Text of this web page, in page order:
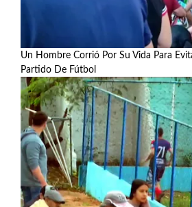
Un Hombre Corrió Por Su Vida Para
Partido De Fútbol
Ver más